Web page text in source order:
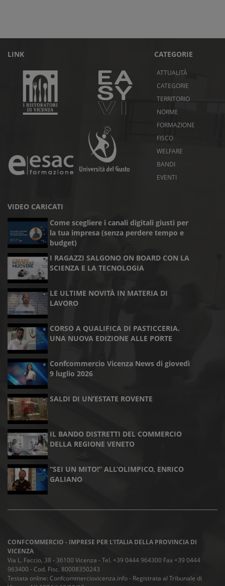
LINK CATEGORIE
ATTUALITÀ
CATEGORIE
TERRITORIO
NORME
FORMAZIONE
FISCO
WELFARE
BANDI
EVENTI
VIDEO CARICATI
Come scegliere i canali digitali giusti per
la tua impresa (senza perdere tempo e
budget)
I RAGAZZI SALGONO ON BOARD CON LA
SCIENZA E LA TECNOLOGIA
LE ULTIME NOVITÀ IN MATERIA DI
LAVORO
CORSO A QUALIFICA DI PASTICCERIA.
UNA NUOVA EDIZIONE ALLE PORTE
Confcommercio Vicenza News di giovedì
9 luglio 2026
SALDI DI UN’ESTATE ROVENTE
IL BANDO DISTRETTI DEL COMMERCIO
DELLA REGIONE VENETO
“SEI UN MITO!” ALL’OLIMPICO, ENRICO
GALIANO
CONFCOMMERCIO - IMPRESE PER L'ITALIA DELLA PROVINCIA DI
VICENZA
Via L. Faccio, 38 - 36100 Vicenza - Tel. +39 0444 964300 Fax +39 0444
963400 - Cod. Fisc. 80008350243
Testata online: Confcommerciovicenza.info - Registrata al Tribunale di